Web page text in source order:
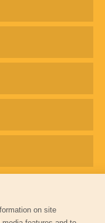
fenntartva
on site